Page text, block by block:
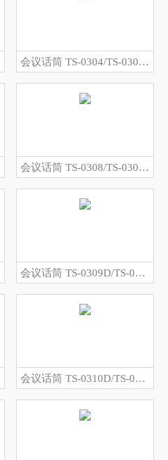
会议话筒 TS-0304/TS-0304A
会议话筒 TS-0308/TS-0308A
会议话筒 TS-0309D/TS-0309DA
会议话筒 TS-0310D/TS-0310DA